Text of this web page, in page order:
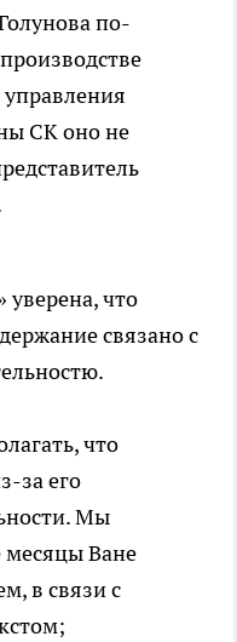
по-
управления
СК оно не
уверена, что
связано с
что
за его
Мы
месяцы Ване
в связи с